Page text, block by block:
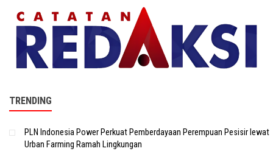
TRENDING
PLN Indonesia Power Perkuat Pemberdayaan Perempuan Pesisir lewat
Urban Farming Ramah Lingkungan